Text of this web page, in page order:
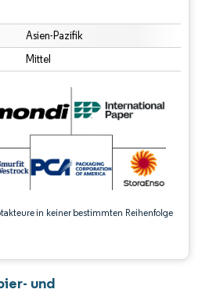
Asien-Pazifik
Mittel
in keiner bestimmten Reihenfolge
erfordert Namensnennung
und